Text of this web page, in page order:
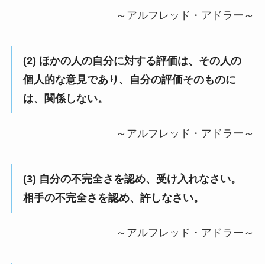
～アルフレッド・アドラー～
(2) ほかの人の自分に対する評価は、その人の
個人的な意見であり、自分の評価そのものに
は、関係しない。
～アルフレッド・アドラー～
(3) 自分の不完全さを認め、受け入れなさい。
相手の不完全さを認め、許しなさい。
～アルフレッド・アドラー～